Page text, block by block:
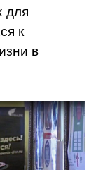
для
к
в